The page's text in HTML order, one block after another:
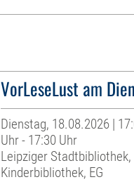
VorLeseLust am
Dienstag, 18.08.2026 |
Uhr - 17:30 Uhr
Leipziger Stadtbibliothek,
Kinderbibliothek, EG